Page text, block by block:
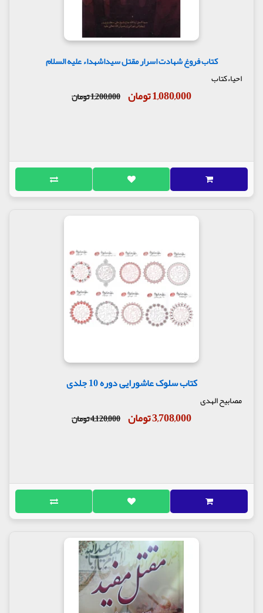
کتاب فروغ شهادت اسرار مقتل سیداشهداء علیه السلام
احیاءکتاب
1,080,000 تومان 1,200,000 تومان
کتاب سلوک عاشورایی دوره 10 جلدی
مصابیح الهدی
3,708,000 تومان 4,120,000 تومان